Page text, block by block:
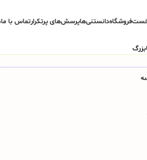
فروشگاهدانستنی‌هاپرسش‌های پرتکرارتماس با ما